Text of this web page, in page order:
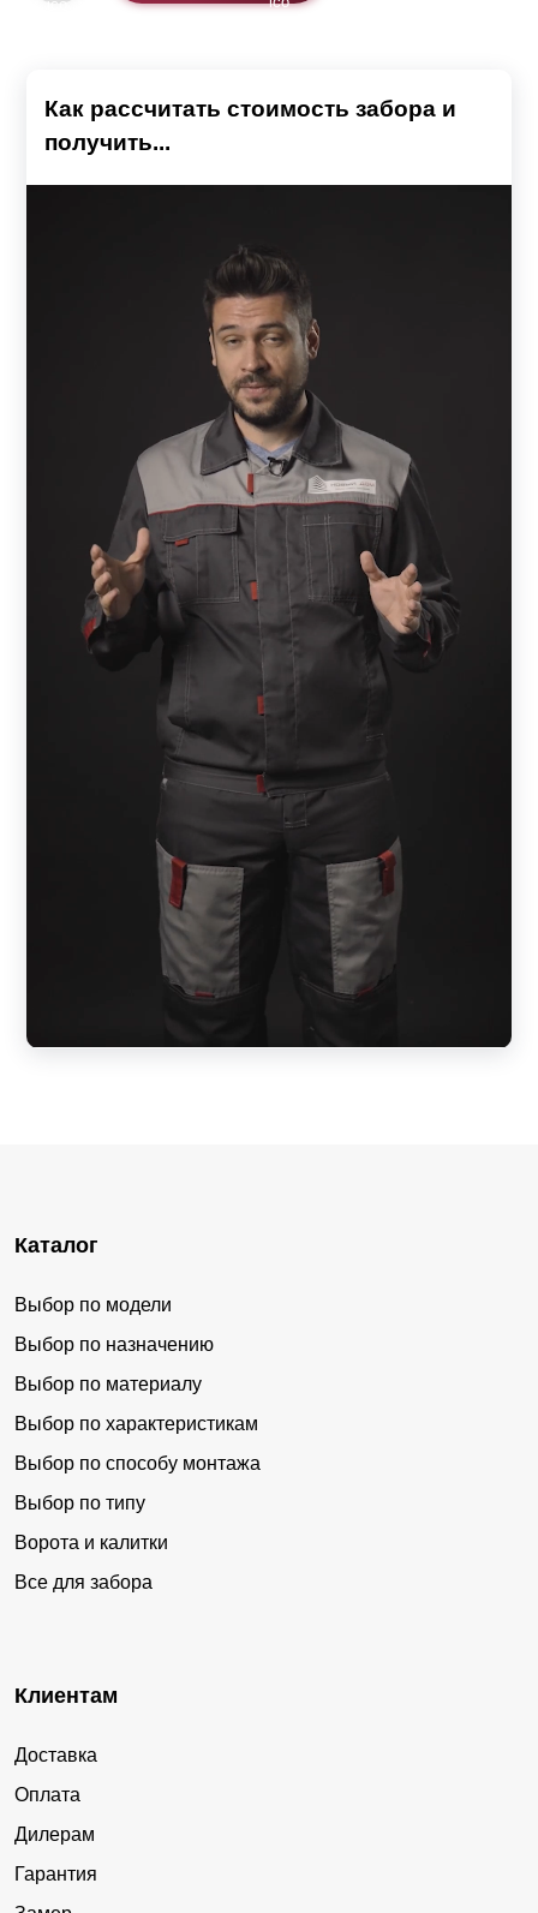
Как рассчитать стоимость забора и
получить...
Каталог
Выбор по модели
Выбор по назначению
Выбор по материалу
Выбор по характеристикам
Выбор по способу монтажа
Выбор по типу
Ворота и калитки
Все для забора
Клиентам
Доставка
Оплата
Дилерам
Гарантия